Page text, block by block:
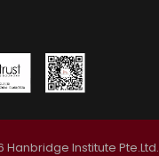
Hanbridge Institute Pte.Ltd.